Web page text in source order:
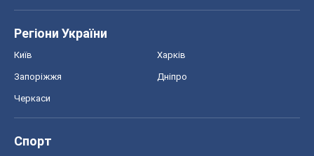
Регіони України
Київ Харків
Запоріжжя Дніпро
Черкаси
Спорт